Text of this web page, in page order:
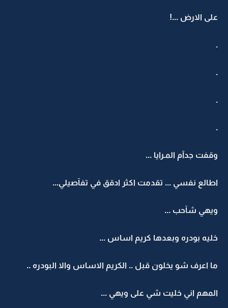
على الارض ...!
.
.
.
.
وقفت جدآم المـرايا ...
اطالع نفسي ... تقدمت اكثر ادقق في تفآصيلي...
ويهي شآحب ...
خليه بودره وبعدها كريم اساس ...
ما اعرف شو يخلون قبل .. الكريم الاساس والا البودره ..
المهم اني خليت شي على ويهي ...